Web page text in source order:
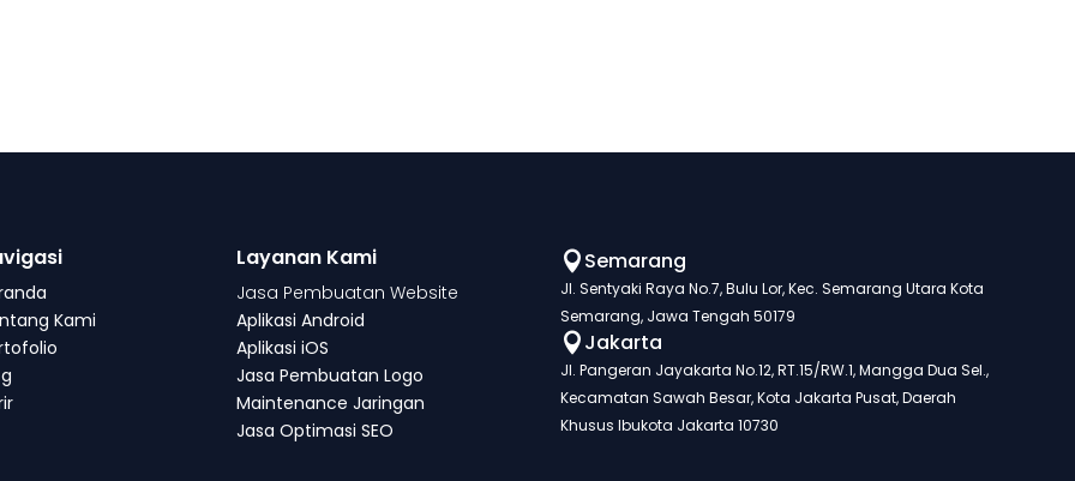
Kami
Layanan Kami
Jasa Pembuatan Website
Aplikasi Android
Aplikasi iOS
Jasa Pembuatan Logo
Maintenance Jaringan
Jasa Optimasi SEO
 Semarang
Jl. Sentyaki Raya No.7, Bulu Lor, Kec. Semarang Utara Kota
Semarang, Jawa Tengah 50179
 Jakarta
Jl. Pangeran Jayakarta No.12, RT.15/RW.1, Mangga Dua Sel.,
Kecamatan Sawah Besar, Kota Jakarta Pusat, Daerah
Khusus Ibukota Jakarta 10730